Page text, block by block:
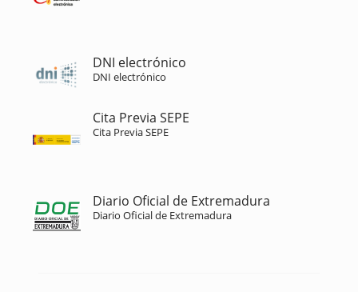
DNI electrónico
DNI electrónico
Cita Previa SEPE
Cita Previa SEPE
Diario Oficial de Extremadura
Diario Oficial de Extremadura